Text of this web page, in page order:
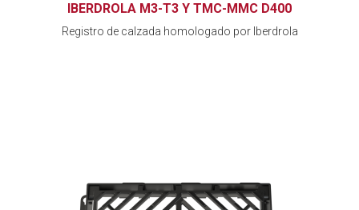
IBERDROLA M3-T3 Y TMC-MMC D400
Registro de calzada homologado por Iberdrola